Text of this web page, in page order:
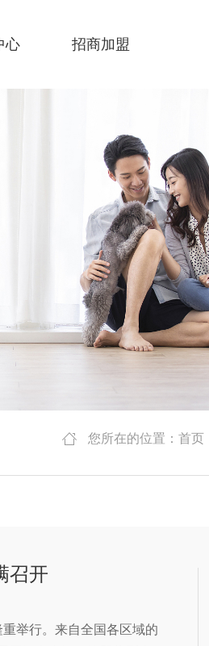
心 招商加盟
您所在的位置：首页
召开
举行。来自全国各区域的